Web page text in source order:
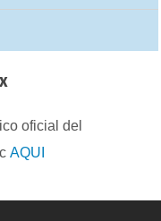
oficial del
AQUI